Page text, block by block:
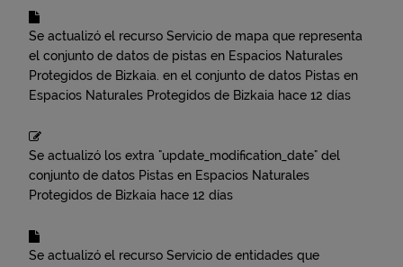
Se actualizó el recurso Servicio de mapa que representa
el conjunto de datos de pistas en Espacios Naturales
Protegidos de Bizkaia. en el conjunto de datos Pistas en
Espacios Naturales Protegidos de Bizkaia hace 12 días
Se actualizó los extra "update_modification_date" del
conjunto de datos Pistas en Espacios Naturales
Protegidos de Bizkaia hace 12 días
Se actualizó el recurso Servicio de entidades que